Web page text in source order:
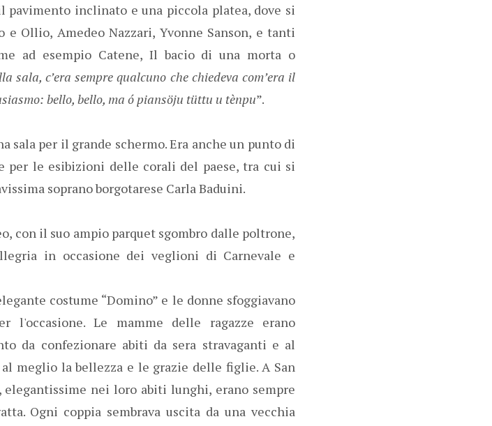
pavimento inclinato e una piccola platea, dove si
Ollio, Amedeo Nazzari, Yvonne Sanson, e tanti
ad esempio Catene, Il bacio di una morta o
sala, c’era sempre qualcuno che chiedeva com’era il
bello, bello, ma ó piansöju tüttu u tènpu”.
sala per il grande schermo. Era anche un punto di
le esibizioni delle corali del paese, tra cui si
soprano borgotarese Carla Baduini.
con il suo ampio parquet sgombro dalle poltrone,
in occasione dei veglioni di Carnevale e
costume “Domino” e le donne sfoggiavano
l'occasione. Le mamme delle ragazze erano
da confezionare abiti da sera stravaganti e al
meglio la bellezza e le grazie delle figlie. A San
nei loro abiti lunghi, erano sempre
Ogni coppia sembrava uscita da una vecchia